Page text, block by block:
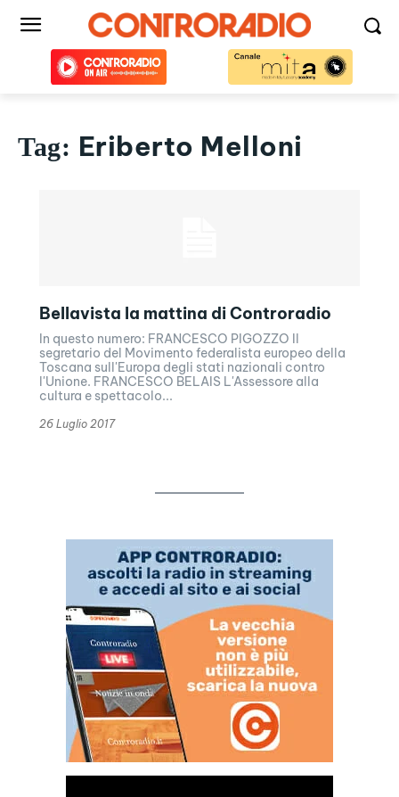
Tag: Eriberto Melloni
Bellavista la mattina di Controradio
In questo numero: FRANCESCO PIGOZZO Il
segretario del Movimento federalista europeo della
Toscana sull'Europa degli stati nazionali contro
l'Unione. FRANCESCO BELAIS L'Assessore alla
cultura e spettacolo...
26 Luglio 2017